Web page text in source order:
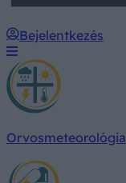
Bejelentkezés
Orvosmeteorológia